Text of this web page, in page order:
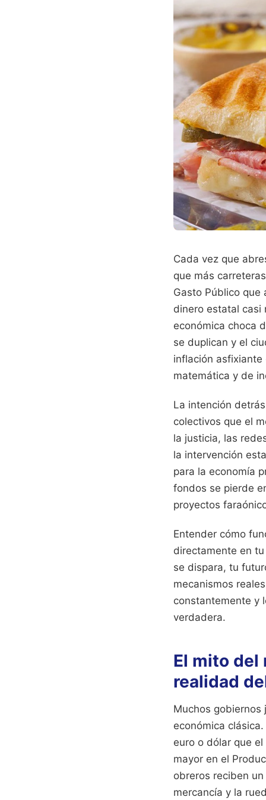
Cada vez que
que más
Gasto Público que
dinero estatal casi
económica choca
se duplican y el
inflación asfixiante
matemática y de
La intención
colectivos que el
la justicia, las
la intervención
para la economía
fondos se pierde
proyectos
Entender cómo
directamente en
se dispara, tu
mecanismos
constantemente y
verdadera.
El mito del
realidad
Muchos
económica
euro o dólar que
mayor en el
obreros reciben
mercancía y la